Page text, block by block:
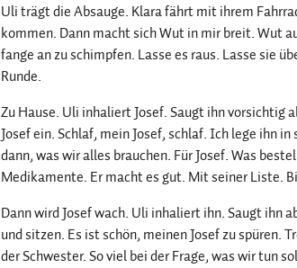
Uli trägt die Absauge. Klara fährt mit ihrem
kommen. Dann macht sich Wut in mir breit. Wut
fange an zu schimpfen. Lasse es raus. Lasse sie
Runde.
Zu Hause. Uli inhaliert Josef. Saugt ihn
Josef ein. Schlaf, mein Josef, schlaf. Ich lege ihn
dann, was wir alles brauchen. Für Josef. Was
Medikamente. Er macht es gut. Mit seiner Liste.
Dann wird Josef wach. Uli inhaliert ihn. Saugt ihn
und sitzen. Es ist schön, meinen Josef zu spüren.
der Schwester. So viel bei der Frage, was wir tun